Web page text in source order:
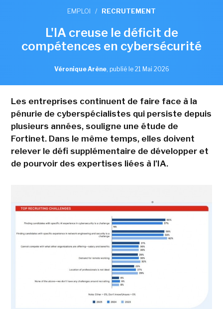
EMPLOI / RECRUTEMENT
L'IA creuse le déficit de
compétences en cybersécurité
Véronique Arène, publié le 21 Mai 2026
Les entreprises continuent de faire face à la
pénurie de cyberspécialistes qui persiste depuis
plusieurs années, souligne une étude de
Fortinet. Dans le même temps, elles doivent
relever le défi supplémentaire de développer et
de pourvoir des expertises liées à l'IA.